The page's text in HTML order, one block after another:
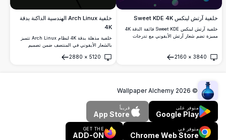
خلفية آرتش لينكس Sweet KDE 4K
خلفية آرتش لينكس Sweet KDE فائقة الدقة 4K
مميزة تضم شعار آرتش الأيقوني مع تدرجات
لإعدادات لينكس الحديثة وبيئات KDE Plasma.
3840
×
2160
فتح
خلفية Arch Linux الهندسية الداكنة بدقة
4K
خلفية مذهلة بدقة 4K لنظام Arch Linux تتميز
بالشعار الأيقوني في المنتصف ضمن تصميم
الدقة خطوطًا حادة وظلالًا عميقة لمظهر سطح
5120
×
2880
فتح
©
2026
Wallpaper Alchemy
متوفر على
Google Play
قريباً
App Store
متوفر في
Chrome Web Store
GET THE
ADD-ON